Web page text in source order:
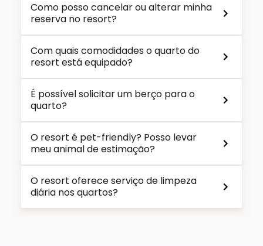
Como posso cancelar ou alterar minha
reserva no resort?
Com quais comodidades o quarto do
resort está equipado?
É possível solicitar um berço para o
quarto?
O resort é pet-friendly? Posso levar
meu animal de estimação?
O resort oferece serviço de limpeza
diária nos quartos?